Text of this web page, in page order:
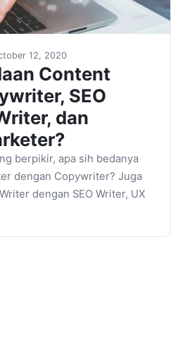
12, 2020
Content
SEO
dan
berpikir, apa sih bedanya
dengan Copywriter? Juga
dengan SEO Writer, UX